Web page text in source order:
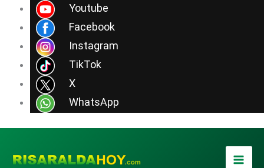
Youtube
Facebook
Instagram
TikTok
X
WhatsApp
contenido